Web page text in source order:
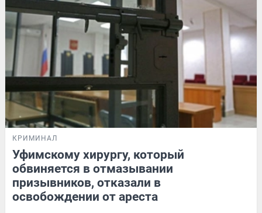
КРИМИНАЛ
Уфимскому хирургу, который
обвиняется в отмазывании
призывников, отказали в
освобождении от ареста